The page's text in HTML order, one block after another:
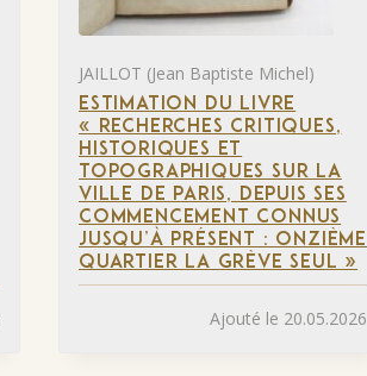
JAILLOT (Jean Baptiste Michel)
ESTIMATION DU LIVRE
« RECHERCHES CRITIQUES,
HISTORIQUES ET
TOPOGRAPHIQUES SUR LA
VILLE DE PARIS, DEPUIS SES
COMMENCEMENT CONNUS
JUSQU’À PRÉSENT : ONZIÈME
QUARTIER LA GRÈVE SEUL »
Ajouté le 20.05.2026